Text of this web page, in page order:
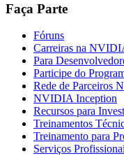
Faça Parte
Fóruns
Carreiras na
Para
Participe do
Rede de Parceiros
NVIDIA Inception
Recursos para
Treinamentos
Treinamento para
Serviços